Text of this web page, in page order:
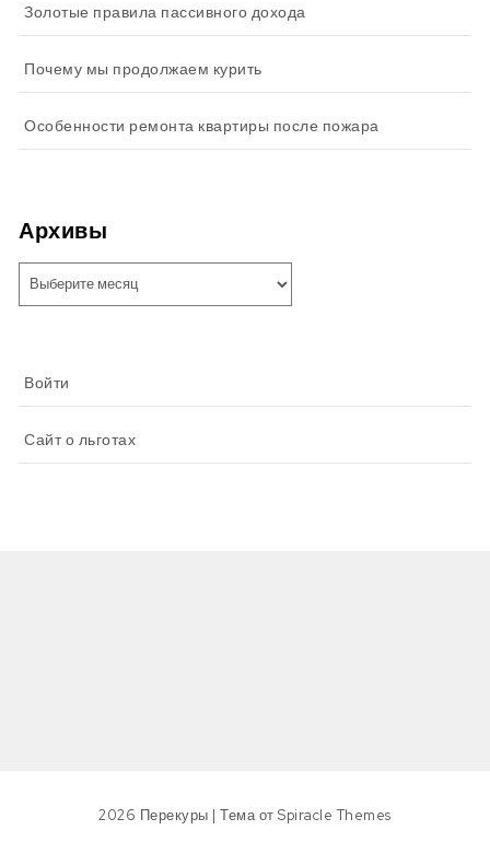
Золотые правила пассивного дохода
Почему мы продолжаем курить
Особенности ремонта квартиры после пожара
Архивы
Войти
Сайт о льготах
2026 Перекуры | Тема отSpiracle Themes